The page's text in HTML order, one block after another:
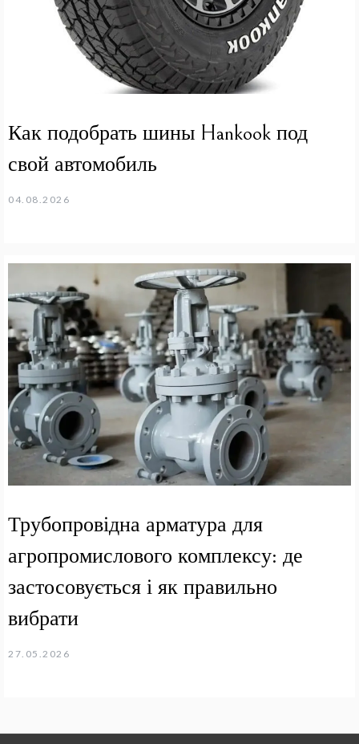
Как подобрать шины Hankook под
свой автомобиль
04.08.2026
Трубопровідна арматура для
агропромислового комплексу: де
застосовується і як правильно
вибрати
27.05.2026